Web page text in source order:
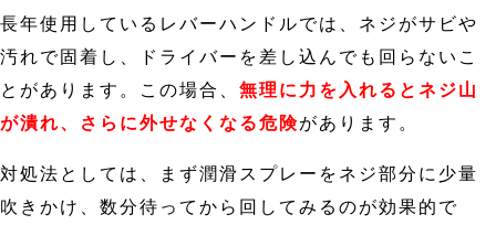
長年使用しているレバーハンドルでは、ネジがサビや
汚れで固着し、ドライバーを差し込んでも回らないこ
とがあります。この場合、 無理に力を入れるとネジ山
が潰れ、さらに外せなくなる危険があります。
対処法としては、まず潤滑スプレーをネジ部分に少量
吹きかけ、数分待ってから回してみるのが効果的で